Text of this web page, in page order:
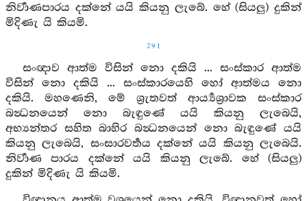
නිර්‍වාණපාරය දක්නේ යයි කියනු ලැබේ. හේ (සියලු) දුකින්
මිදිණැ යි කියමි.
291
සංඥාව ආත්ම විසින් නො දකියි ... සංස්කාර ආත්ම
විසින් නො දකියි ... සංස්කාරයෙහි හෝ ආත්මය නො
දකියි. මහණෙනි, මේ ශ්‍රැතවත් ආර්‍ය්‍යශ්‍රාවක සංස්කාර
බන්‍ධනයෙන් නො බැඳුණේ යයි කියනු ලැබෙයි,
අභ්‍යන්තර සහිත බාහිර බන්‍ධනයෙන් නො බැඳුණේ යයි
කියනු ලැබෙයි, සංසාරවර්‍තය දක්නේ යයි කියනු ලැබෙයි.
නිර්‍වාණ පාරය දක්නේ යයි කියනු ලැබේ. හේ (සියලු)
දුකින් මිදිණැ යි කියමි.